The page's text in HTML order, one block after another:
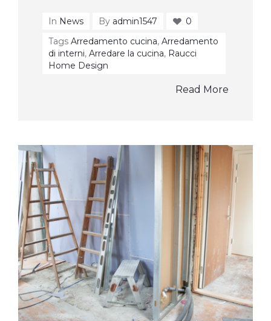
In News By admin1547
0
Tags Arredamento cucina, Arredamento
di interni, Arredare la cucina, Raucci
Home Design
Read More